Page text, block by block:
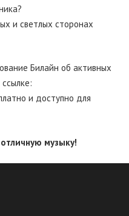
и светлых сторонах
Билайн об активных
и доступно для
музыку!